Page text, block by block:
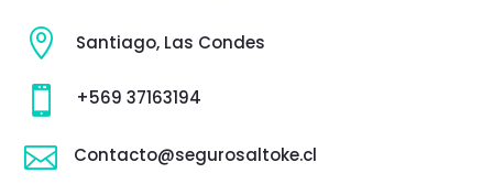
 Santiago, Las Condes
 +569 37163194
 Contacto@segurosaltoke.cl